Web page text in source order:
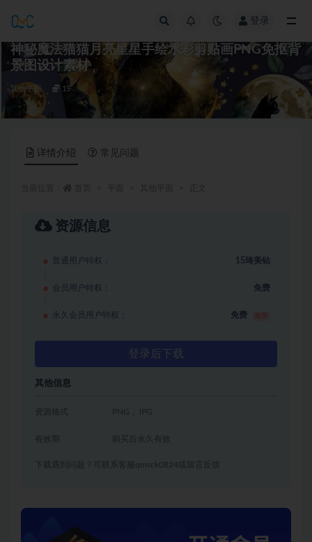
登录
神秘魔法猫猫月亮星星手绘水彩剪贴画PNG免抠背
景图设计素材
其他平面 15
详情介绍 常见问题
资源信息
普通用户特权： 15琦美钻
会员用户特权： 免费
永久会员用户特权： 免费
登录后下载
其他信息
资源格式 PNG，JPG
有效期 购买后永久有效
下载遇到问题？可联系客服qmsck0824或留言反馈